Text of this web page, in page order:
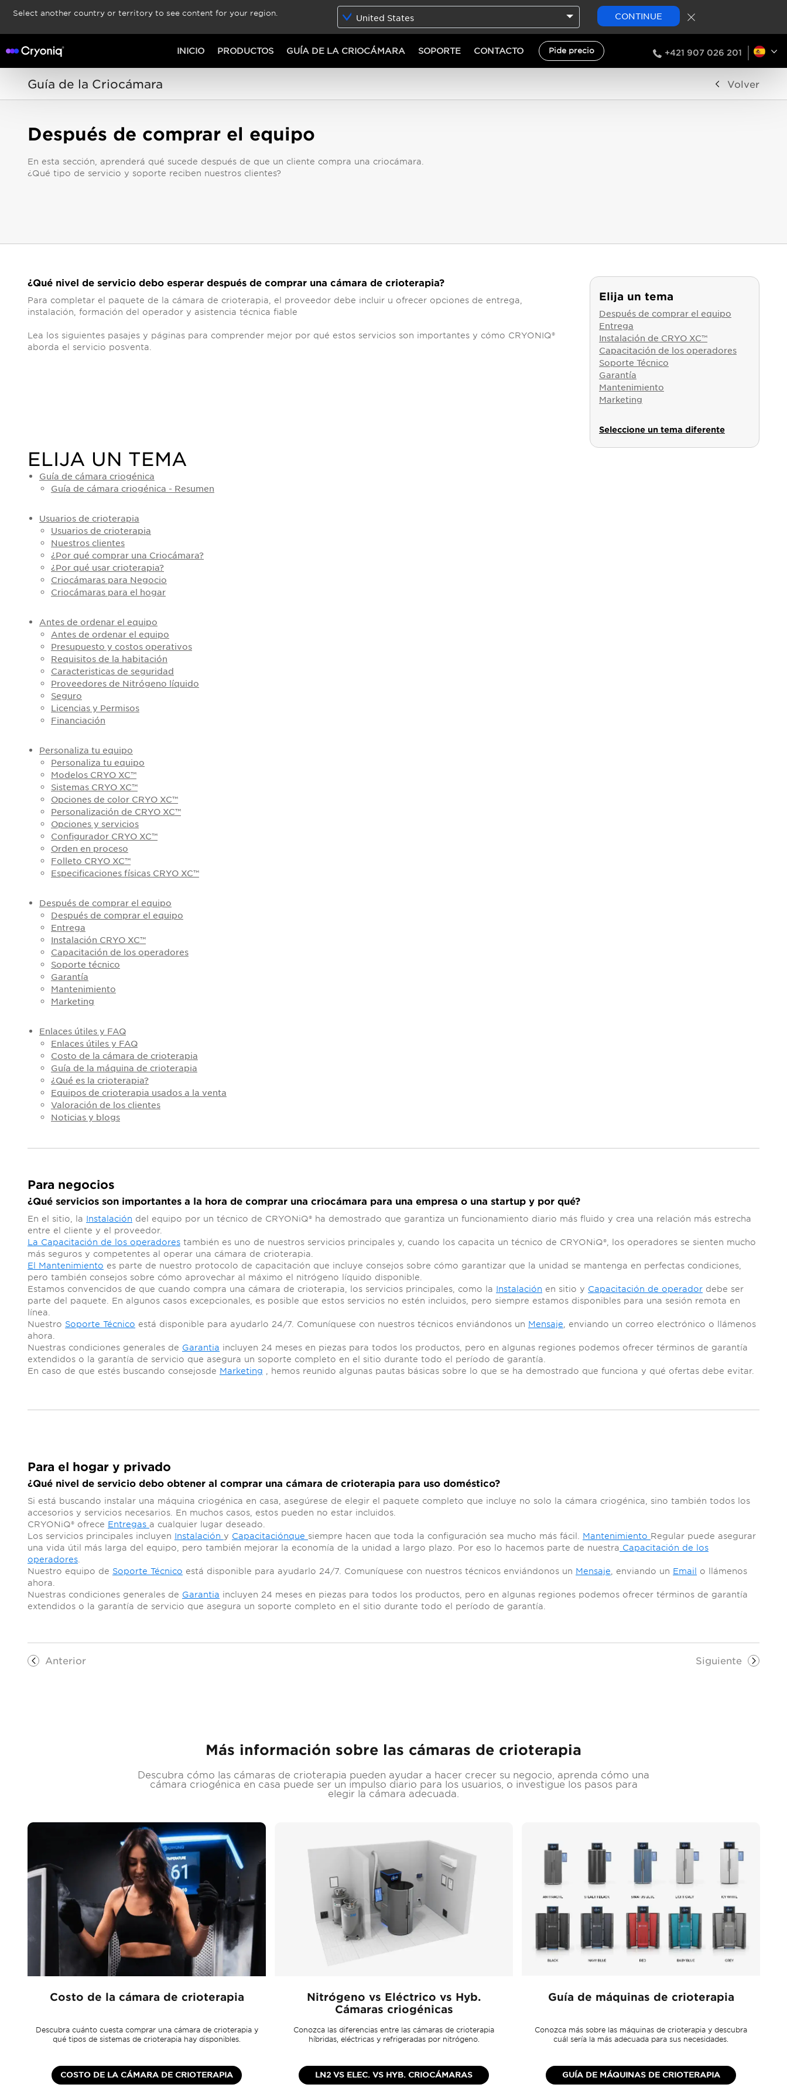
Select another country or territory to see content for your region. United States CONTINUE
INICIO PRODUCTOS GUÍA DE LA CRIOCÁMARA SOPORTE CONTACTO Pide precio +421 907 026 201
Guía de la Criocámara Volver
Después de comprar el equipo
En esta sección, aprenderá qué sucede después de que un cliente compra una criocámara.
¿Qué tipo de servicio y soporte reciben nuestros clientes?
¿Qué nivel de servicio debo esperar después de comprar una cámara de crioterapia?
Para completar el paquete de la cámara de crioterapia, el proveedor debe incluir u ofrecer opciones de entrega,
instalación, formación del operador y asistencia técnica fiable
Lea los siguientes pasajes y páginas para comprender mejor por qué estos servicios son importantes y cómo CRYONIQ®
aborda el servicio posventa.
Elija un tema
Después de comprar el equipo
Entrega
Instalación de CRYO XC™
Capacitación de los operadores
Soporte Técnico
Garantía
Mantenimiento
Marketing
Seleccione un tema diferente
ELIJA UN TEMA
Guía de cámara criogénica
Guía de cámara criogénica - Resumen
Usuarios de crioterapia
Usuarios de crioterapia
Nuestros clientes
¿Por qué comprar una Criocámara?
¿Por qué usar crioterapia?
Criocámaras para Negocio
Criocámaras para el hogar
Antes de ordenar el equipo
Antes de ordenar el equipo
Presupuesto y costos operativos
Requisitos de la habitación
Caracteristicas de seguridad
Proveedores de Nitrógeno líquido
Seguro
Licencias y Permisos
Financiación
Personaliza tu equipo
Personaliza tu equipo
Modelos CRYO XC™
Sistemas CRYO XC™
Opciones de color CRYO XC™
Personalización de CRYO XC™
Opciones y servicios
Configurador CRYO XC™
Orden en proceso
Folleto CRYO XC™
Especificaciones físicas CRYO XC™
Después de comprar el equipo
Después de comprar el equipo
Entrega
Instalación CRYO XC™
Capacitación de los operadores
Soporte técnico
Garantía
Mantenimiento
Marketing
Enlaces útiles y FAQ
Enlaces útiles y FAQ
Costo de la cámara de crioterapia
Guía de la máquina de crioterapia
¿Qué es la crioterapia?
Equipos de crioterapia usados ​​a la venta
Valoración de los clientes
Noticias y blogs
Para negocios
¿Qué servicios son importantes a la hora de comprar una criocámara para una empresa o una startup y por qué?
En el sitio, la Instalación del equipo por un técnico de CRYONiQ® ha demostrado que garantiza un funcionamiento diario más fluido y crea una relación más estrecha
entre el cliente y el proveedor.
La Capacitación de los operadores también es uno de nuestros servicios principales y, cuando los capacita un técnico de CRYONiQ®, los operadores se sienten mucho
más seguros y competentes al operar una cámara de crioterapia.
El Mantenimiento es parte de nuestro protocolo de capacitación que incluye consejos sobre cómo garantizar que la unidad se mantenga en perfectas condiciones,
pero también consejos sobre cómo aprovechar al máximo el nitrógeno líquido disponible.
Estamos convencidos de que cuando compra una cámara de crioterapia, los servicios principales, como la Instalación en sitio y Capacitación de operador debe ser
parte del paquete. En algunos casos excepcionales, es posible que estos servicios no estén incluidos, pero siempre estamos disponibles para una sesión remota en
línea.
Nuestro Soporte Técnico está disponible para ayudarlo 24/7. Comuníquese con nuestros técnicos enviándonos un Mensaje , enviando un correo electrónico o llámenos
ahora.
Nuestras condiciones generales de Garantia incluyen 24 meses en piezas para todos los productos, pero en algunas regiones podemos ofrecer términos de garantía
extendidos o la garantía de servicio que asegura un soporte completo en el sitio durante todo el período de garantía.
En caso de que estés buscando consejosde Marketing , hemos reunido algunas pautas básicas sobre lo que se ha demostrado que funciona y qué ofertas debe evitar.
Para el hogar y privado
¿Qué nivel de servicio debo obtener al comprar una cámara de crioterapia para uso doméstico?
Si está buscando instalar una máquina criogénica en casa, asegúrese de elegir el paquete completo que incluye no solo la cámara criogénica, sino también todos los
accesorios y servicios necesarios. En muchos casos, estos pueden no estar incluidos.
CRYONiQ® ofrece Entregas a cualquier lugar deseado.
Los servicios principales incluyen Instalación y Capacitaciónque siempre hacen que toda la configuración sea mucho más fácil. Mantenimiento Regular puede asegurar
una vida útil más larga del equipo, pero también mejorar la economía de la unidad a largo plazo. Por eso lo hacemos parte de nuestra Capacitación de los
operadores
Nuestro equipo de Soporte Técnico está disponible para ayudarlo 24/7. Comuníquese con nuestros técnicos enviándonos un Mensaje , enviando un Email o llámenos
ahora.
Nuestras condiciones generales de Garantia incluyen 24 meses en piezas para todos los productos, pero en algunas regiones podemos ofrecer términos de garantía
extendidos o la garantía de servicio que asegura un soporte completo en el sitio durante todo el período de garantía.
Anterior Siguiente
Más información sobre las cámaras de crioterapia
Descubra cómo las cámaras de crioterapia pueden ayudar a hacer crecer su negocio, aprenda cómo una
cámara criogénica en casa puede ser un impulso diario para los usuarios, o investigue los pasos para
elegir la cámara adecuada.
Costo de la cámara de crioterapia
Descubra cuánto cuesta comprar una cámara de crioterapia y
qué tipos de sistemas de crioterapia hay disponibles.
COSTO DE LA CÁMARA DE CRIOTERAPIA
Nitrógeno vs Eléctrico vs Hyb.
Cámaras criogénicas
Conozca las diferencias entre las cámaras de crioterapia
híbridas, eléctricas y refrigeradas por nitrógeno.
LN2 VS ELEC. VS HYB. CRIOCÁMARAS
Guía de máquinas de crioterapia
Conozca más sobre las máquinas de crioterapia y descubra
cuál sería la más adecuada para sus necesidades.
GUÍA DE MÁQUINAS DE CRIOTERAPIA